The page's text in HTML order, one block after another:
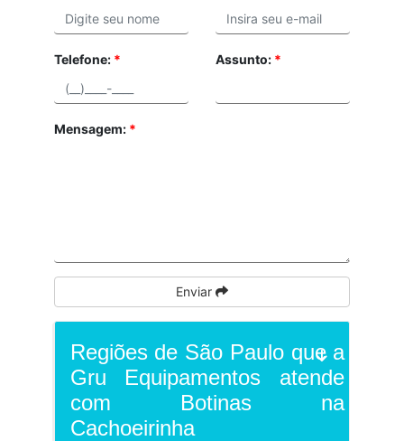
Telefone: * Assunto: *
Mensagem: *
Enviar
Regiões de São Paulo que a
Gru Equipamentos atende
com Botinas na
Cachoeirinha